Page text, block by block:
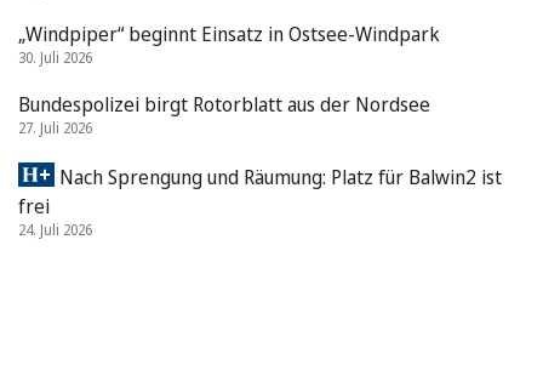
„Windpiper“ beginnt Einsatz in Ostsee-Windpark
30. Juli 2026
Bundespolizei birgt Rotorblatt aus der Nordsee
27. Juli 2026
Nach Sprengung und Räumung: Platz für Balwin2 ist
frei
24. Juli 2026